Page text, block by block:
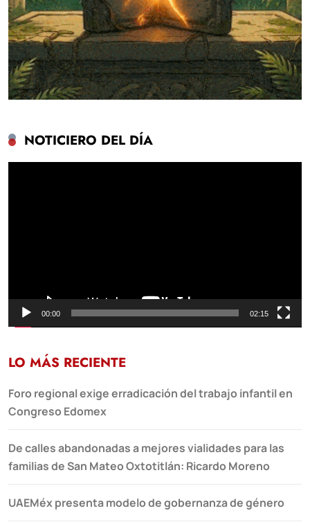
NOTICIERO DEL DÍA
00:00 02:15
LO MÁS RECIENTE
Foro regional exige erradicación del trabajo infantil en
Congreso Edomex
De calles abandonadas a mejores vialidades para las
familias de San Mateo Oxtotitlán: Ricardo Moreno
UAEMéx presenta modelo de gobernanza de género